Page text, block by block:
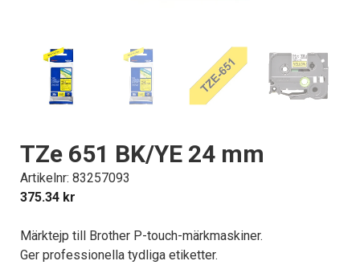
TZe 651 BK/YE 24 mm
Artikelnr: 83257093
375.34 kr
Märktejp till Brother P-touch-märkmaskiner.
Ger professionella tydliga etiketter.